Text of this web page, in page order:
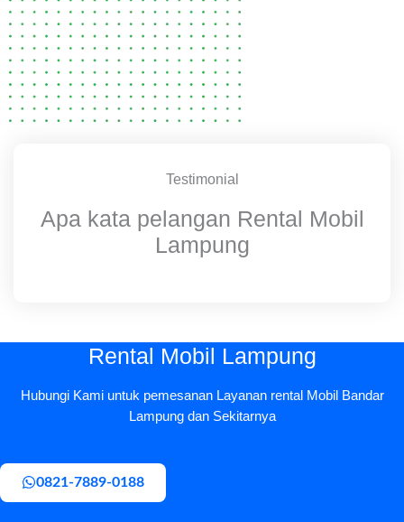
Testimonial
Apa kata pelangan Rental Mobil
Lampung
Rental Mobil Lampung
Hubungi Kami untuk pemesanan Layanan rental Mobil Bandar
Lampung dan Sekitarnya
0821-7889-0188